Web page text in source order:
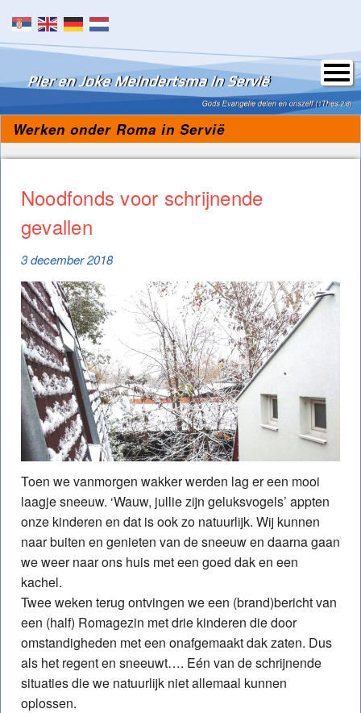
Skip to content
Noodfonds voor schrijnende
gevallen
3 december 2018
Toen we vanmorgen wakker werden lag er een mooi
laagje sneeuw. ‘Wauw, jullie zijn geluksvogels’ appten
onze kinderen en dat is ook zo natuurlijk. Wij kunnen
naar buiten en genieten van de sneeuw en daarna gaan
we weer naar ons huis met een goed dak en een
kachel.
Twee weken terug ontvingen we een (brand)bericht van
een (half) Romagezin met drie kinderen die door
omstandigheden met een onafgemaakt dak zaten. Dus
als het regent en sneeuwt…. Eén van de schrijnende
situaties die we natuurlijk niet allemaal kunnen
oplossen.
Werken onder Roma in Servië